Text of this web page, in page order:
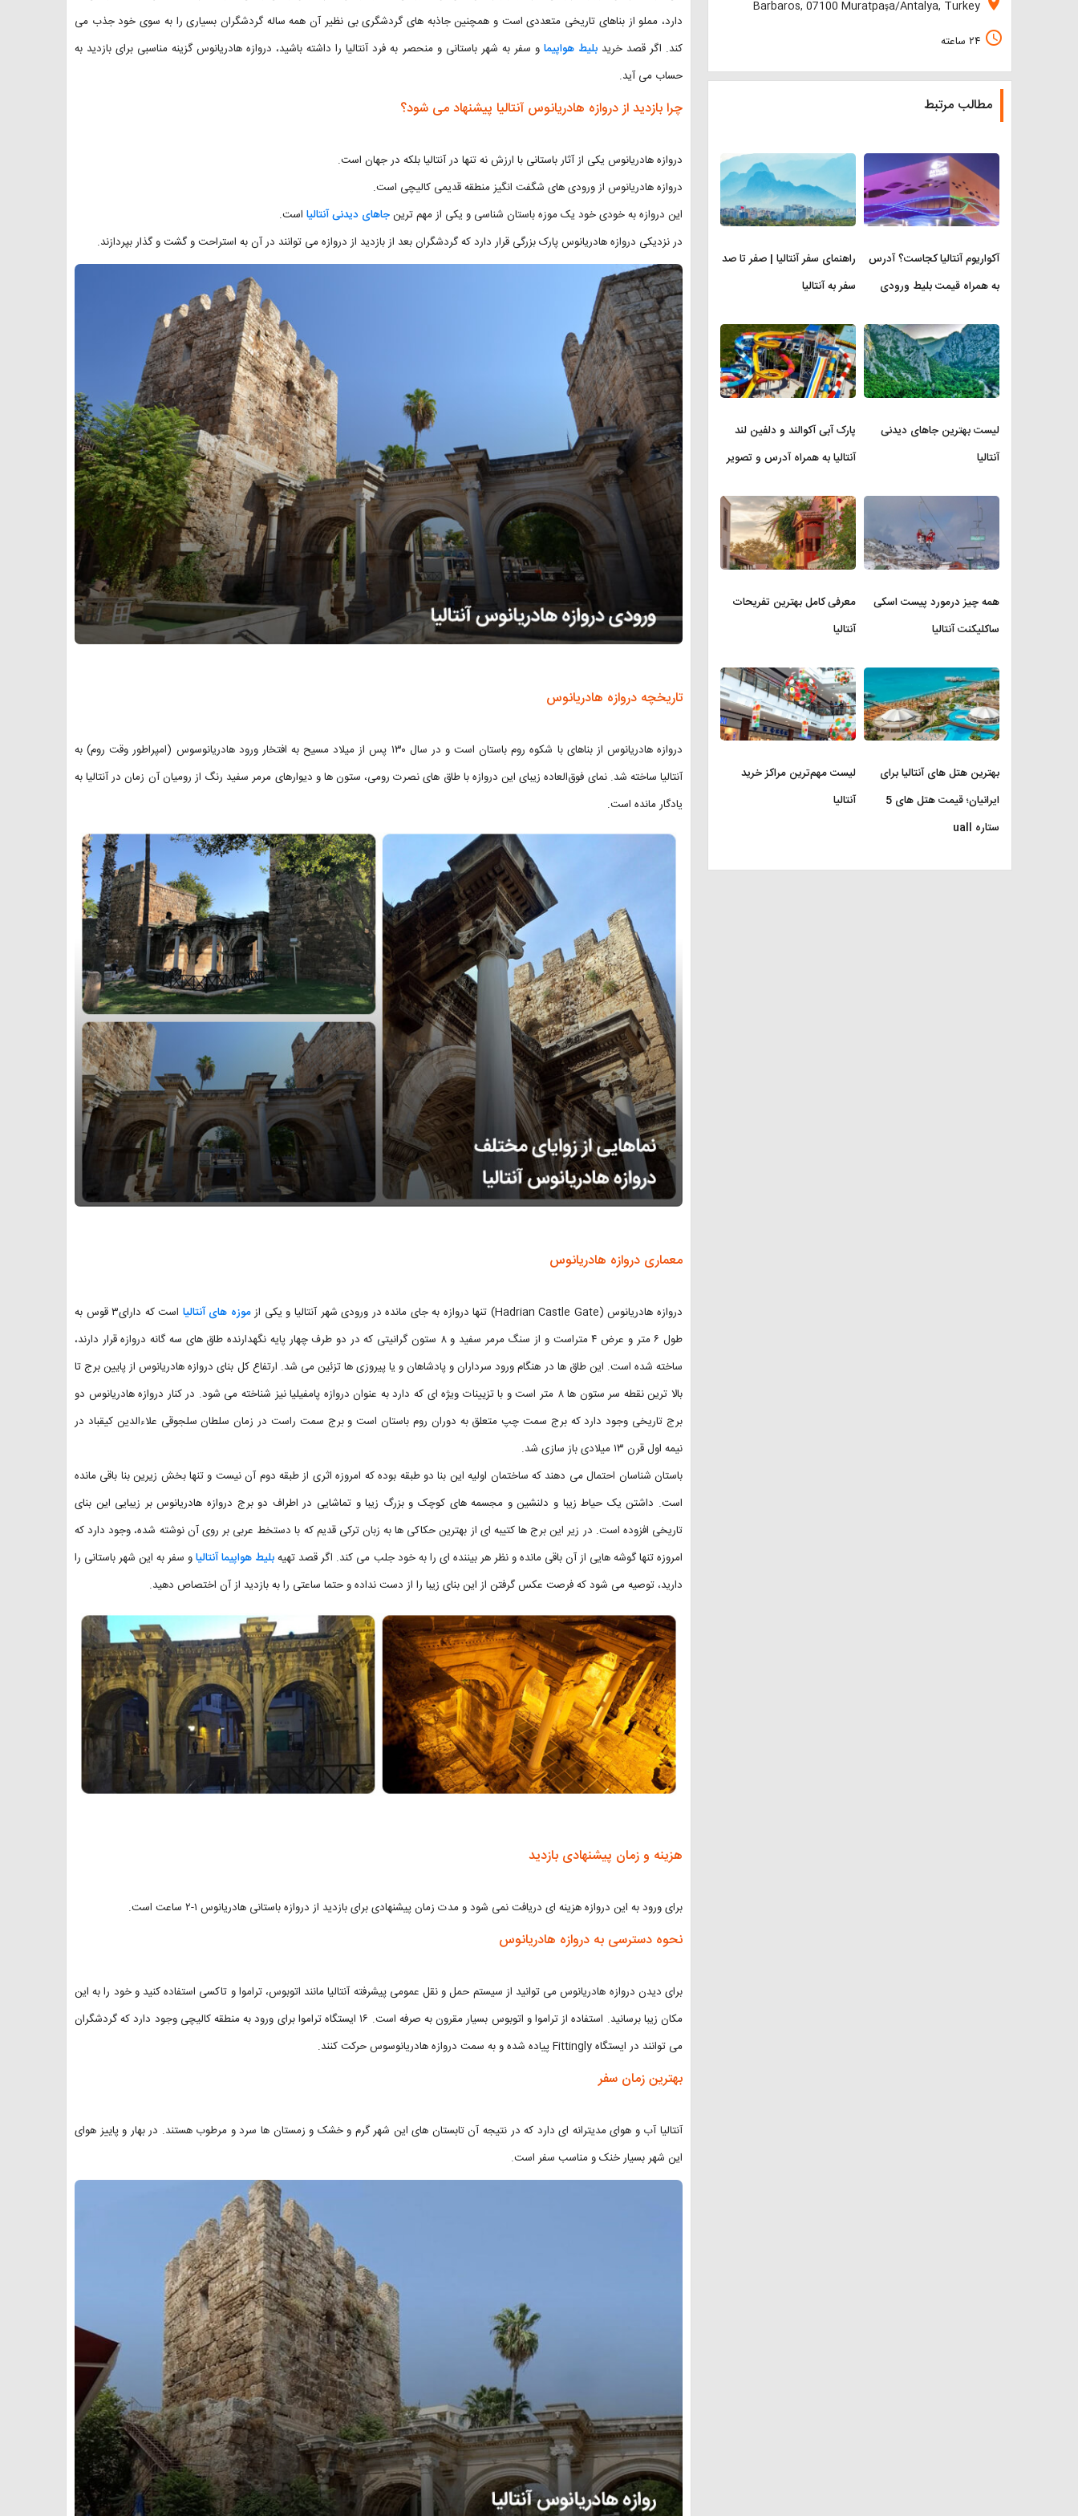
دارد، مملو از بناهای تاریخی متعددی است و همچنین جاذبه های گردشگری بی نظیر آن همه ساله گردشگران بسیاری را به سوی خود جذب می
کند. اگر قصد خریدبلیط هواپیما و سفر به شهر باستانی و منحصر به فرد آنتالیا را داشته باشید، دروازه هادریانوس گزینه مناسبی برای بازدید به
حساب می آید.
چرا بازدید از دروازه هادریانوس آنتالیا پیشنهاد می شود؟
دروازه هادریانوس یکی از آثار باستانی با ارزش نه تنها در آنتالیا بلکه در جهان است.
دروازه هادریانوس از ورودی های شگفت انگیز منطقه قدیمی کالیچی است.
این دروازه به خودی خود یک موزه باستان شناسی و یکی از مهم ترینجاهای دیدنی آنتالیا است.
در نزدیکی دروازه هادریانوس پارک بزرگی قرار دارد که گردشگران بعد از بازدید از دروازه می توانند در آن به استراحت و گشت و گذار بپردازند.
تاریخچه دروازه هادریانوس
دروازه هادریانوس از بناهای با شکوه روم باستان است و در سال ۱۳۰ پس از میلاد مسیح به افتخار ورود هادریانوسوس (امپراطور وقت روم) به
آنتالیا ساخته شد. نمای فوق‌العاده زیبای این دروازه با طاق‌ های نصرت رومی، ستون ‌ها و دیوارهای مرمر سفید رنگ از رومیان آن زمان در آنتالیا به
یادگار مانده است.
معماری دروازه هادریانوس
دروازه هادریانوس (Hadrian Castle Gate) تنها دروازه به جای مانده در ورودی شهر آنتالیا و یکی از موزه های آنتالیا
است که دارای۳ قوس به
طول ۶ متر و عرض ۴ متراست و از سنگ مرمر سفید و ۸ ستون گرانیتی که در دو طرف چهار پایه نگهدارنده طاق‌ های سه ‌گانه دروازه قرار دارند،
ساخته شده است. این طاق ها در هنگام ورود سرداران و پادشاهان و یا پیروزی ها تزئین می شد. ارتفاع کل بنای دروازه هادریانوس از پایین برج تا
بالا ترین نقطه سر ستون‌ ها ۸ متر است و با تزیینات ویژه ای که دارد به عنوان دروازه پامفیلیا نیز شناخته می ‌شود. در کنار دروازه هادریانوس دو
برج تاریخی وجود دارد که برج سمت چپ متعلق به دوران روم باستان است و برج سمت راست در زمان سلطان سلجوقی علاءالدین کیقباد در
نیمه اول قرن ۱۳ میلادی باز سازی شد.
باستان شناسان احتمال می دهند که ساختمان اولیه این بنا دو طبقه بوده که امروزه اثری از طبقه دوم آن نیست و تنها بخش زیرین بنا باقی مانده
است. داشتن یک حیاط زیبا و دلنشین و مجسمه های کوچک و بزرگ زیبا و تماشایی در اطراف دو برج دروازه هادریانوس بر زیبایی این بنای
تاریخی افزوده است. در زیر این برج ها کتیبه ای از بهترین حکاکی ها به زبان ترکی قدیم که با دستخط عربی بر روی آن نوشته شده، وجود دارد که
امروزه تنها گوشه هایی از آن باقی مانده و نظر هر بیننده ای را به خود جلب می کند. اگر قصد تهیهبلیط هواپیما آنتالیاو سفر به این شهر باستانی را
دارید، توصیه می شود که فرصت عکس گرفتن از این بنای زیبا را از دست نداده و حتما ساعتی را به بازدید از آن اختصاص دهید.
هزینه و زمان پیشنهادی بازدید
برای ورود به این دروازه هزینه ای دریافت نمی شود و مدت زمان پیشنهادی برای بازدید از دروازه باستانی هادریانوس ۱-۲ ساعت است.
نحوه دسترسی به دروازه هادریانوس
برای دیدن دروازه هادریانوس می توانید از سیستم حمل و نقل عمومی پیشرفته آنتالیا مانند اتوبوس، تراموا و تاکسی استفاده کنید و خود را به این
مکان زیبا برسانید. استفاده از تراموا و اتوبوس بسیار مقرون به صرفه است. ۱۶ ایستگاه تراموا برای ورود به منطقه کالیچی وجود دارد که گردشگران
می توانند در ایستگاه Fittingly پیاده شده و به سمت دروازه هادریانوسوس حرکت کنند.
بهترین زمان سفر
آنتالیا آب و هوای مدیترانه ای دارد که در نتیجه آن تابستان های این شهر گرم و خشک و زمستان ها سرد و مرطوب هستند. در بهار و پاییز هوای
این شهر بسیار خنک و مناسب سفر است.
Barbaros, 07100 Muratpaşa/Antalya, Turkey
access_time ۲۴ ساعته
مطالب مرتبط
آکواریوم آنتالیا کجاست؟ آدرس
به همراه قیمت بلیط ورودی
راهنمای سفر آنتالیا | صفر تا صد
سفر به آنتالیا
لیست بهترین جاهای دیدنی
آنتالیا
پارک آبی آکوالند و دلفین لند
آنتالیا به همراه آدرس و تصویر
همه چیز درمورد پیست اسکی
ساکلیکنت آنتالیا
معرفی کامل بهترین تفریحات
آنتالیا
بهترین هتل های آنتالیا برای
ایرانیان؛ قیمت هتل های 5
ستاره uall
لیست مهم‌ترین مراکز خرید
آنتالیا